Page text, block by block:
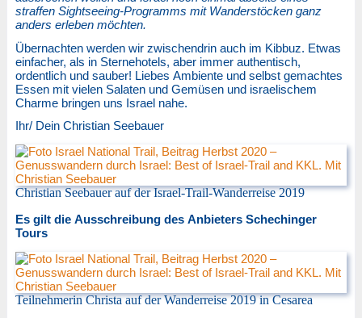
straffen Sightseeing-Programms mit Wanderstöcken ganz
anders erleben möchten.
Übernachten werden wir zwischendrin auch im Kibbuz. Etwas
einfacher, als in Sternehotels, aber immer authentisch,
ordentlich und sauber! Liebes Ambiente und selbst gemachtes
Essen mit vielen Salaten und Gemüsen und israelischem
Charme bringen uns Israel nahe.
Ihr/ Dein Christian Seebauer
Christian Seebauer auf der Israel-Trail-Wanderreise 2019
Es gilt die Ausschreibung des Anbieters Schechinger
Tours
Teilnehmerin Christa auf der Wanderreise 2019 in Cesarea